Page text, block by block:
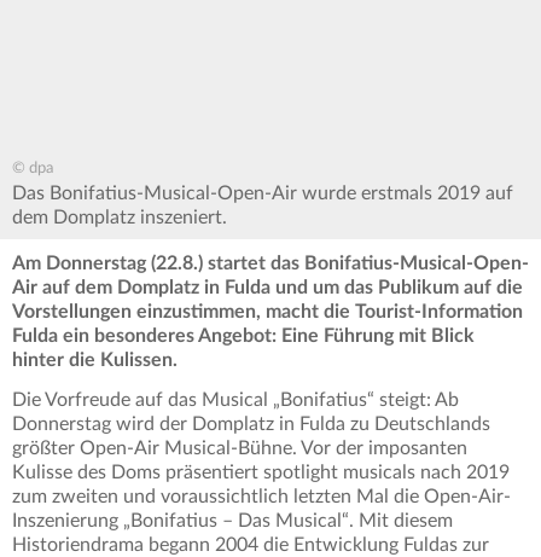
© dpa
Das Bonifatius-Musical-Open-Air wurde erstmals 2019 auf
dem Domplatz inszeniert.
Am Donnerstag (22.8.) startet das Bonifatius-Musical-Open-
Air auf dem Domplatz in Fulda und um das Publikum auf die
Vorstellungen einzustimmen, macht die Tourist-Information
Fulda ein besonderes Angebot: Eine Führung mit Blick
hinter die Kulissen.
Die Vorfreude auf das Musical „Bonifatius“ steigt: Ab
Donnerstag wird der Domplatz in Fulda zu Deutschlands
größter Open-Air Musical-Bühne. Vor der imposanten
Kulisse des Doms präsentiert spotlight musicals nach 2019
zum zweiten und voraussichtlich letzten Mal die Open-Air-
Inszenierung „Bonifatius – Das Musical“. Mit diesem
Historiendrama begann 2004 die Entwicklung Fuldas zur